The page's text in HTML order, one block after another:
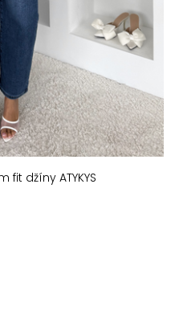
džíny ATYKYS